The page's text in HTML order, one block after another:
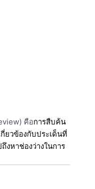
คือการสืบค้น
ยวข้องกับประเด็นที่
งหาช่องว่างในการ